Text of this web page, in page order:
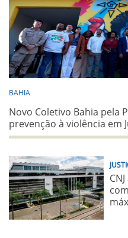
BAHIA
Novo Coletivo Bahia pela
prevenção à violência em